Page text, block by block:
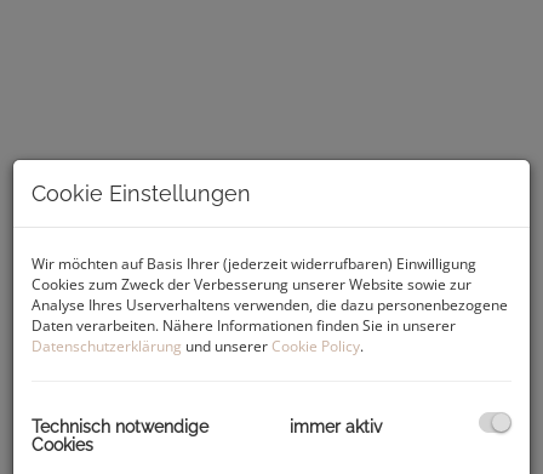
Im Norden des 14. Grazer Stadtbezirks Eggenberg liegt das
Projekt„Südblick Eggenberg“. Entdecken Sie dieperfekte
Kombination aus Natur und Stadtlebenin der exklusiven
über der Straße erhöhte, modern gestaltete Baukörper mit
insgesamt
Cookie Einstellungen
Wir möchten auf Basis Ihrer (jederzeit widerrufbaren) Einwilligung
Cookies zum Zweck der Verbesserung unserer Website sowie zur
Analyse Ihres Userverhaltens verwenden, die dazu personenbezogene
Daten verarbeiten. Nähere Informationen finden Sie in unserer
Datenschutzerklärung und unserer Cookie Policy.
Technisch notwendige
Cookies
immer aktiv